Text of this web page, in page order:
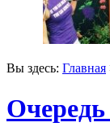
Вы здесь: Главная